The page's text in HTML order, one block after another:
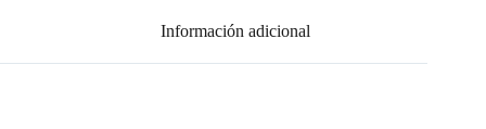
Información adicional